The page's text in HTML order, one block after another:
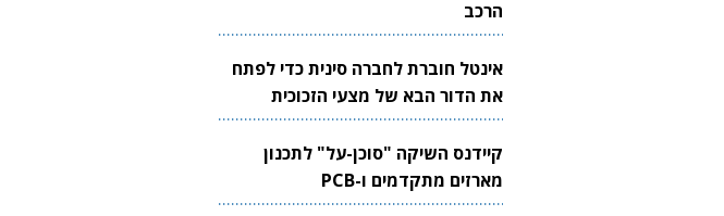
הרכב
אינטל חוברת לחברה סינית כדי לפתח
את הדור הבא של מצעי הזכוכית
לשבבים
קיידנס השיקה "סוכן-על" לתכנון
מארזים מתקדמים ו-PCB